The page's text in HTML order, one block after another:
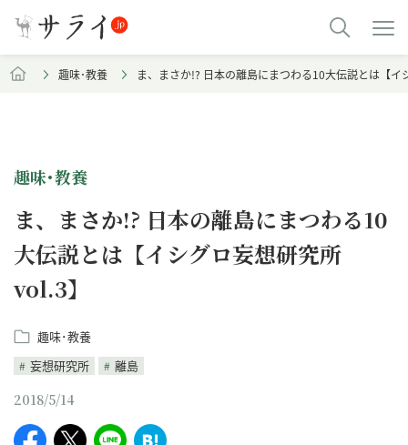
趣味･教養 ま、まさか!? 日本の離島にまつわる10大伝説とは【イ
趣味･教養
ま、まさか!? 日本の離島にまつわる10
大伝説とは【イシグロ妄想研究所
vol.3】
趣味･教養
妄想研究所
離島
2018/5/14